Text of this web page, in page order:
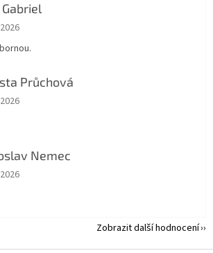
Gabriel
obchodu je 5 z 5 hvězdiček.
Průchová
obchodu je 5 z 5 hvězdiček.
Nemec
obchodu je 5 z 5 hvězdiček.
Zobrazit další hodnocení